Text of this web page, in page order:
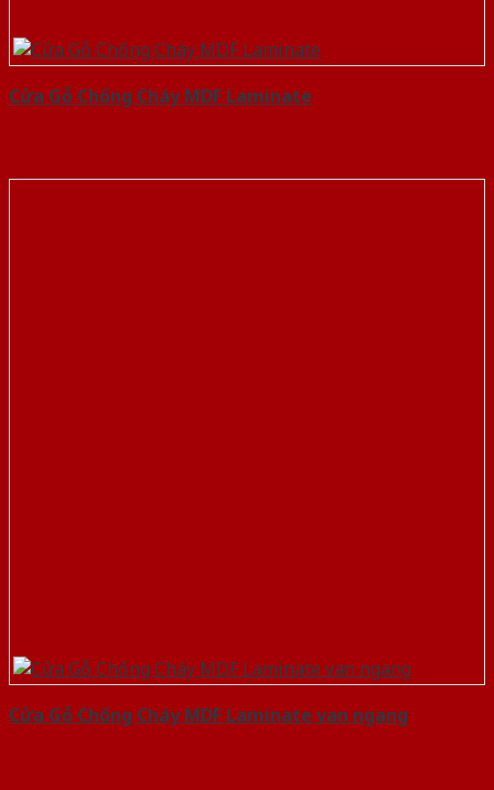
Cửa Gỗ Chống Cháy MDF Laminate
Cửa Gỗ Chống Cháy MDF Laminate van ngang